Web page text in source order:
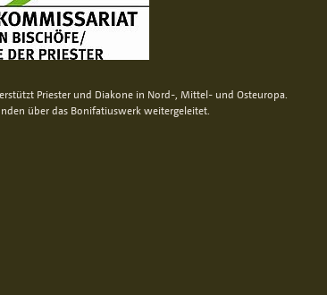
Priester und Diakone in Nord-, Mittel- und Osteuropa.
über das Bonifatiuswerk weitergeleitet.